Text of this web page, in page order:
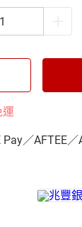
運
／AFTEE／